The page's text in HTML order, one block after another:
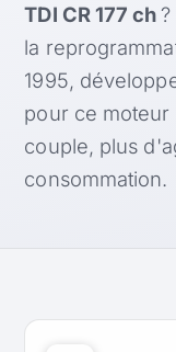
TDI CR 177 ch
la
1995,
pour ce moteur
couple, plus
consommation.